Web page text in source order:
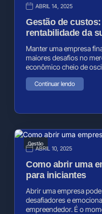
ABRIL 14, 2025
Gestão de
rentabilidade da
Manter uma empresa
maiores desafios no
econômico cheio de
Continuar lendo
Gestão
ABRIL 10, 2025
Como abrir uma
para iniciantes
Abrir uma empresa
desafiadores e
empreendedor. É o